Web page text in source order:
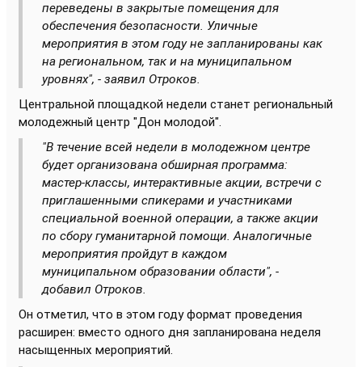
переведены в закрытые помещения для
обеспечения безопасности. Уличные
мероприятия в этом году не запланированы как
на региональном, так и на муниципальном
уровнях", - заявил Отроков.
Центральной площадкой недели станет региональный
молодежный центр "Дон молодой".
"В течение всей недели в молодежном центре
будет организована обширная программа:
мастер-классы, интерактивные акции, встречи с
приглашенными спикерами и участниками
специальной военной операции, а также акции
по сбору гуманитарной помощи. Аналогичные
мероприятия пройдут в каждом
муниципальном образовании области", -
добавил Отроков.
Он отметил, что в этом году формат проведения
расширен: вместо одного дня запланирована неделя
насыщенных мероприятий.